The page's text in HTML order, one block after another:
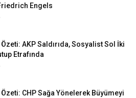
Engels
Özeti: AKP Saldırıda, Sosyalist Sol İki
Etrafında
Özeti: CHP Sağa Yönelerek Büyümeyi